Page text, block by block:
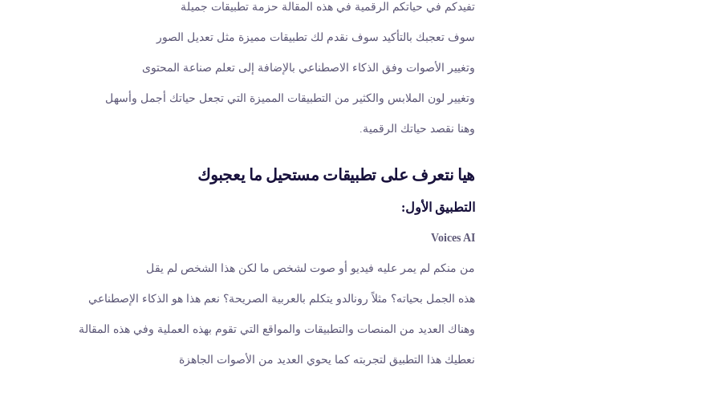
تفيدكم في حياتكم الرقمية في هذه المقالة حزمة تطبيقات جميلة
سوف تعجبك بالتأكيد سوف نقدم لك تطبيقات مميزة مثل تعديل الصور
وتغيير الأصوات وفق الذكاء الاصطناعي بالإضافة إلى تعلم صناعة المحتوى
وتغيير لون الملابس والكثير من التطبيقات المميزة التي تجعل حياتك أجمل وأسهل
وهنا نقصد حياتك الرقمية.
هيا نتعرف على تطبيقات مستحيل ما يعجبوك
التطبيق الأول:
Voices AI
من منكم لم يمر عليه فيديو أو صوت لشخص ما لكن هذا الشخص لم يقل
هذه الجمل بحياته؟ مثلاً رونالدو يتكلم بالعربية الصريحة؟ نعم هذا هو الذكاء الإصطناعي
وهناك العديد من المنصات والتطبيقات والمواقع التي تقوم بهذه العملية وفي هذه المقالة
نعطيك هذا التطبيق لتجربته كما يحوي العديد من الأصوات الجاهزة